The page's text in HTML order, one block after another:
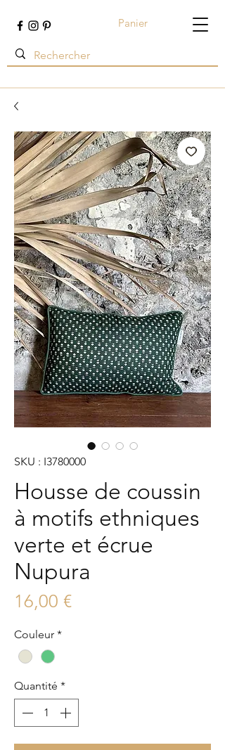
Panier
SKU : I3780000
Housse de coussin
à motifs ethniques
verte et écrue
Nupura
16,00 €Prix
Couleur *
Quantité *